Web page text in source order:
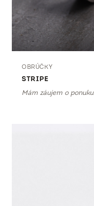
OBRÚČKY
STRIPE
Mám záujem o ponuku